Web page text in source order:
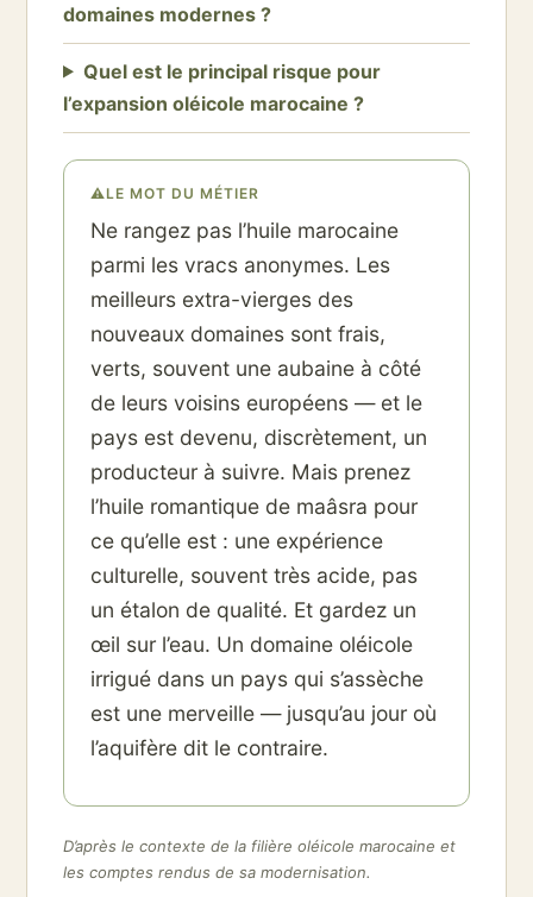
domaines modernes ?
Quel est le principal risque pour
l’expansion oléicole marocaine ?
⚠LE MOT DU MÉTIER
Ne rangez pas l’huile marocaine
parmi les vracs anonymes. Les
meilleurs extra-vierges des
nouveaux domaines sont frais,
verts, souvent une aubaine à côté
de leurs voisins européens — et le
pays est devenu, discrètement, un
producteur à suivre. Mais prenez
l’huile romantique de maâsra pour
ce qu’elle est : une expérience
culturelle, souvent très acide, pas
un étalon de qualité. Et gardez un
œil sur l’eau. Un domaine oléicole
irrigué dans un pays qui s’assèche
est une merveille — jusqu’au jour où
l’aquifère dit le contraire.
D’après le contexte de la filière oléicole marocaine et
les comptes rendus de sa modernisation.